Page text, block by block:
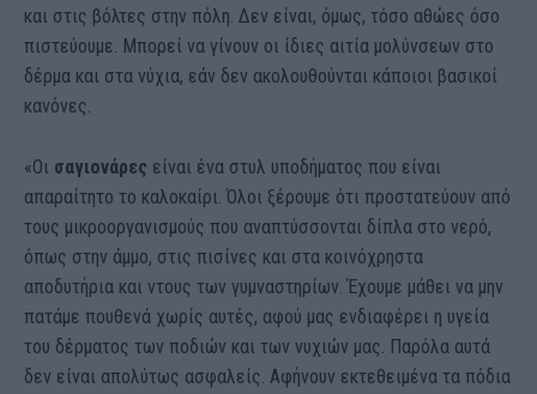
και στις βόλτες στην πόλη. Δεν είναι, όμως, τόσο αθώες όσο
πιστεύουμε. Μπορεί να γίνουν οι ίδιες αιτία μολύνσεων στο
δέρμα και στα νύχια, εάν δεν ακολουθούνται κάποιοι βασικοί
κανόνες.
«Οι σαγιονάρες είναι ένα στυλ υποδήματος που είναι
απαραίτητο το καλοκαίρι. Όλοι ξέρουμε ότι προστατεύουν από
τους μικροοργανισμούς που αναπτύσσονται δίπλα στο νερό,
όπως στην άμμο, στις πισίνες και στα κοινόχρηστα
αποδυτήρια και ντους των γυμναστηρίων. Έχουμε μάθει να μην
πατάμε πουθενά χωρίς αυτές, αφού μας ενδιαφέρει η υγεία
του δέρματος των ποδιών και των νυχιών μας. Παρόλα αυτά
δεν είναι απολύτως ασφαλείς. Αφήνουν εκτεθειμένα τα πόδια